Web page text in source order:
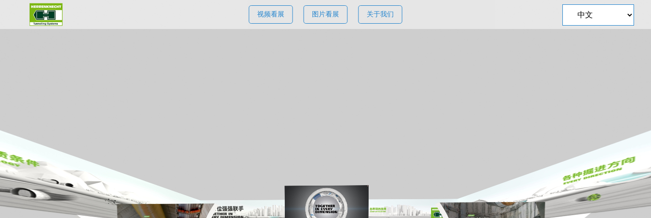
视频看展 图片看展 关于我们